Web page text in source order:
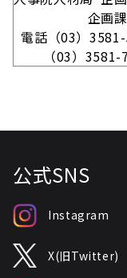
企画課主任
電話（03）3581-
（03）3581-
公式SNS
Instagram
X(旧Twitter)